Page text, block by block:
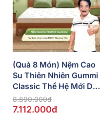
(Quà 8 Món) Nệm Cao
Su Thiên Nhiên Gummi
Classic Thế Hệ Mới Dày
5/10/15cm
8.890.000đ
7.112.000đ